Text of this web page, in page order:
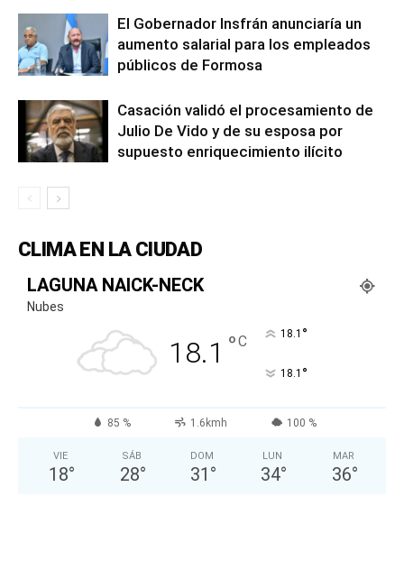
El Gobernador Insfrán anunciaría un
aumento salarial para los empleados
públicos de Formosa
Casación validó el procesamiento de
Julio De Vido y de su esposa por
supuesto enriquecimiento ilícito
CLIMA EN LA CIUDAD
LAGUNA NAICK-NECK
Nubes
18.1 °C 18.1 °
18.1 °
85 % 1.6kmh 100 %
VIE
18°
SÁB
28°
DOM
31 °
LUN
34°
MAR
36°